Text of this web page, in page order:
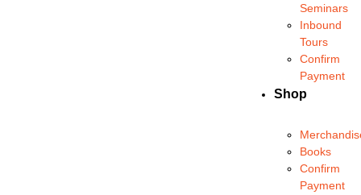
Seminars
Inbound
Tours
Confirm
Payment
Shop
Books
Confirm
Payment